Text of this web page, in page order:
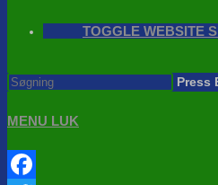
TOGGLE WEBSITE
Press
MENU LUK